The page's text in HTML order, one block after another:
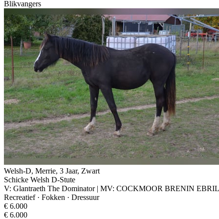
Blikvangers
Welsh-D, Merrie, 3 Jaar, Zwart
Schicke Welsh D-Stute
V: Glantraeth The Dominator | MV: COCKMOOR BRENIN
Recreatief · Fokken · Dressuur
€ 6.000
€ 6.000